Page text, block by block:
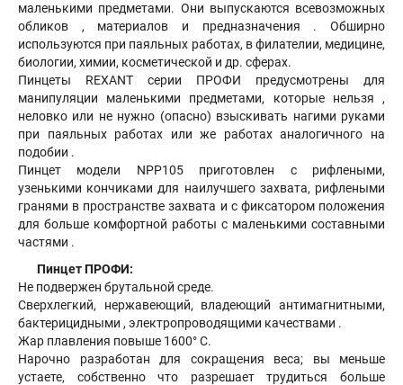
маленькими предметами. Они выпускаются всевозможных
обликов , материалов и предназначения . Обширно
используются при паяльных работах, в филателии, медицине,
биологии, химии, косметической и др. сферах.
Пинцеты REXANT серии ПРОФИ предусмотрены для
манипуляции маленькими предметами, которые нельзя ,
неловко или не нужно (опасно) взыскивать нагими руками
при паяльных работах или же работах аналогичного на
подобии .
Пинцет модели NPP105 приготовлен с рифлеными,
узенькими кончиками для наилучшего захвата, рифлеными
гранями в пространстве захвата и с фиксатором положения
для больше комфортной работы с маленькими составными
частями .
Пинцет ПРОФИ:
Не подвержен брутальной среде.
Сверхлегкий, нержавеющий, владеющий антимагнитными,
бактерицидными , электропроводящими качествами .
Жар плавления повыше 1600° С.
Нарочно разработан для сокращения веса; вы меньше
устаете, собственно что разрешает трудиться больше